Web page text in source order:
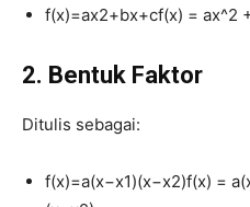
f(x)=ax2+bx+cf(x) = ax^2
2. Bentuk Faktor
Ditulis sebagai:
f(x)=a(x−x1)(x−x2)f(x) =